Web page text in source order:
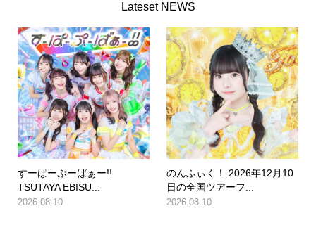
Lateset NEWS
すーぱーぷーばぁー!!
TSUTAYA EBISU...
2026.08.10
のんふぃく！ 2026年12月10
日の全国ツアーフ...
2026.08.10